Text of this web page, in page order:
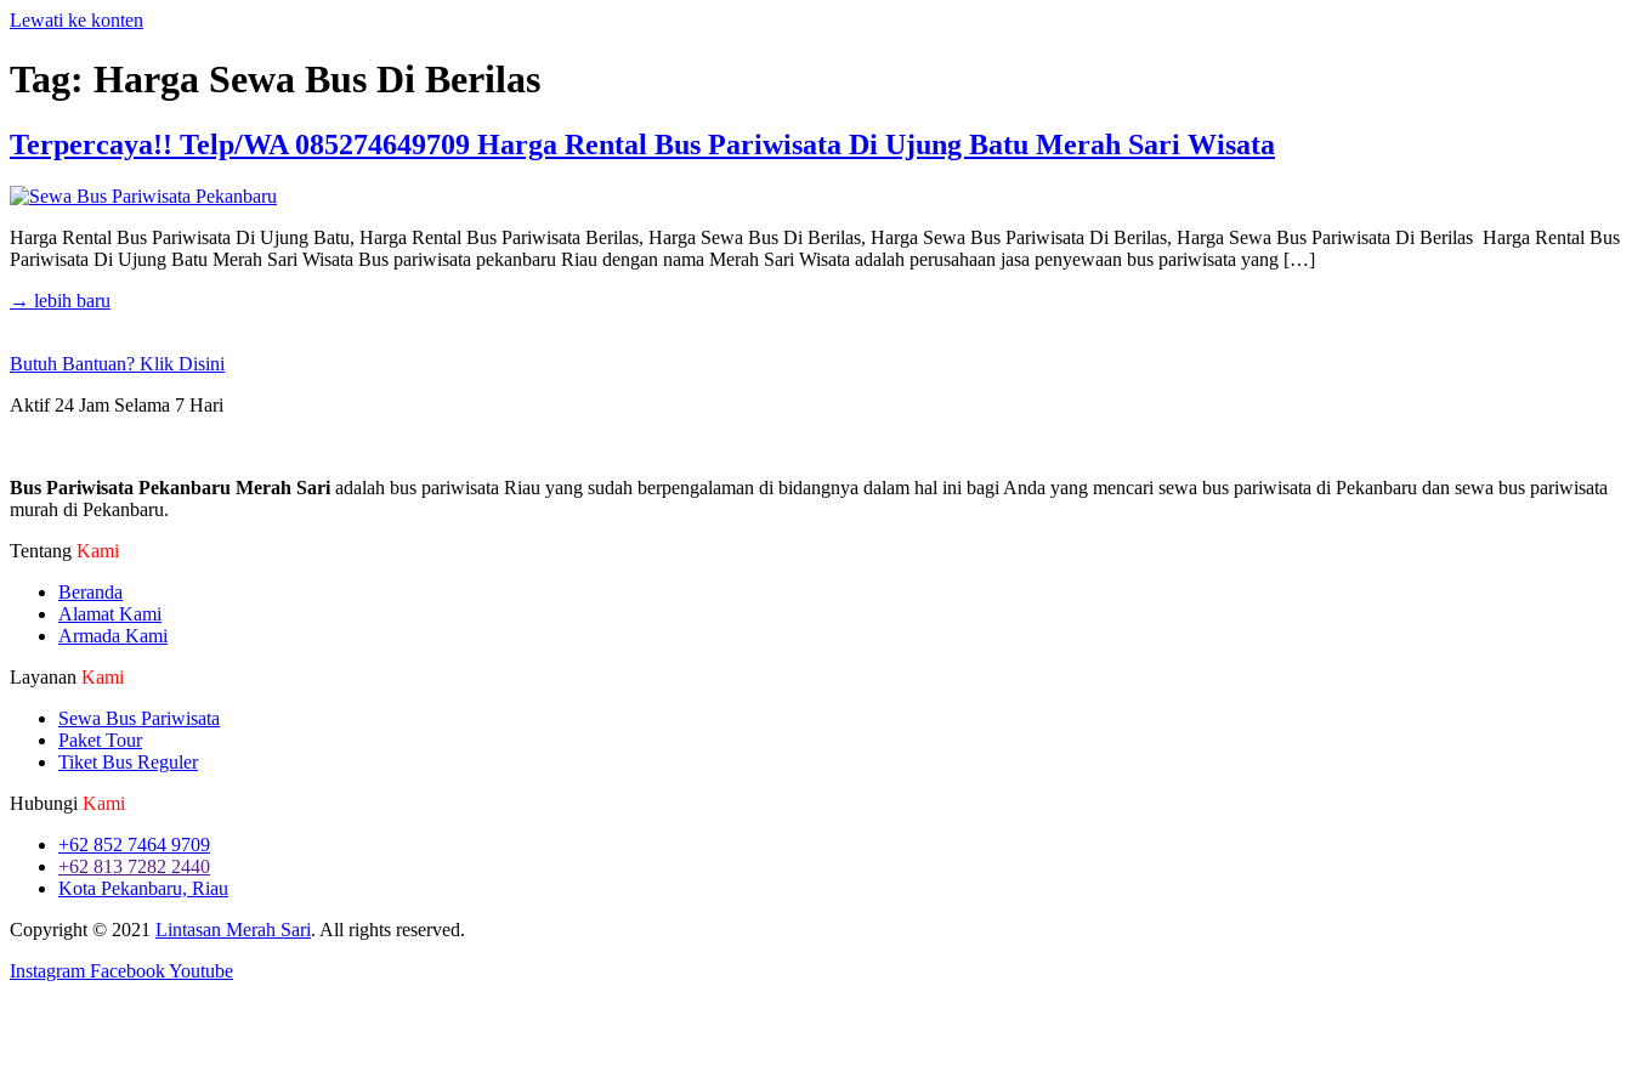
Lewati ke konten
Tag: Harga Sewa Bus Di Berilas
Terpercaya!! Telp/WA 085274649709 Harga Rental Bus Pariwisata Di Ujung Batu Merah Sari Wisata
Harga Rental Bus Pariwisata Di Ujung Batu, Harga Rental Bus Pariwisata Berilas, Harga Sewa Bus Di Berilas, Harga Sewa Bus Pariwisata Di Berilas, Harga Sewa Bus Pariwisata Di Berilas Harga Rental Bus
Pariwisata Di Ujung Batu Merah Sari Wisata Bus pariwisata pekanbaru Riau dengan nama Merah Sari Wisata adalah perusahaan jasa penyewaan bus pariwisata yang […]
→ lebih baru
Butuh Bantuan? Klik Disini
Aktif 24 Jam Selama 7 Hari
Bus Pariwisata Pekanbaru Merah Sari adalah bus pariwisata Riau yang sudah berpengalaman di bidangnya dalam hal ini bagi Anda yang mencari sewa bus pariwisata di Pekanbaru dan sewa bus pariwisata
murah di Pekanbaru.
Tentang Kami
Beranda
Alamat Kami
Armada Kami
Layanan Kami
Sewa Bus Pariwisata
Paket Tour
Tiket Bus Reguler
Hubungi Kami
+62 852 7464 9709
+62 813 7282 2440
Kota Pekanbaru, Riau
Copyright © 2021 Lintasan Merah Sari. All rights reserved.
Instagram FacebookYoutube